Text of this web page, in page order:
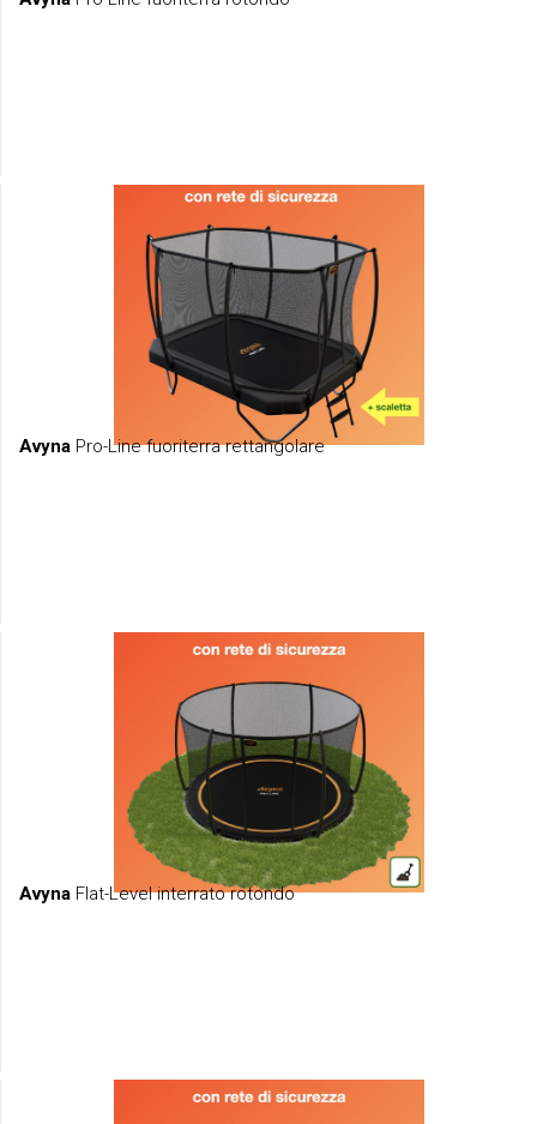
Avyna Pro-Line fuoriterra rettangolare
Avyna Flat-Level interrato rotondo